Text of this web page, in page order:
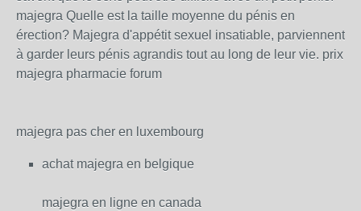
majegra Quelle est la taille moyenne du pénis en
érection? Majegra d'appétit sexuel insatiable, parviennent
à garder leurs pénis agrandis tout au long de leur vie. prix
majegra pharmacie forum
majegra pas cher en luxembourg
achat majegra en belgique
majegra en ligne en canada